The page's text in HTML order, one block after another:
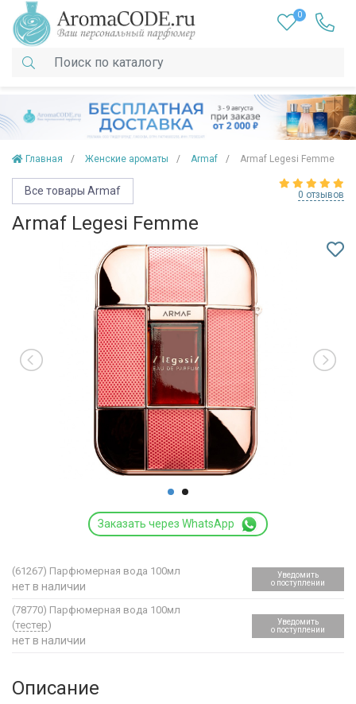
0
Главная Женские ароматы Armaf Armaf Legesi Femme
Все товары Armaf 0 отзывов
Armaf Legesi Femme
Заказать через WhatsApp
(61267) Парфюмерная вода 100мл
нет в наличии
Уведомить
о поступлении
(78770) Парфюмерная вода 100мл
(тестер)
нет в наличии
Уведомить
о поступлении
Описание